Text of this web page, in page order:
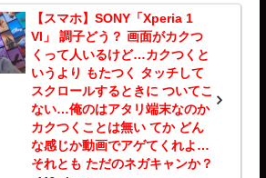
【スマホ】SONY「Xperia 1
VI」 調子どう？ 画面がカクつ
くって人いるけど…カクつくと
いうより もたつく タッチして
スクロールするときに ついてこ
ない…俺のはアタリ端末なのか
カクつくことは無い てか どん
な感じか動画でアゲてくれよ…
それとも ただのネガキャンか？